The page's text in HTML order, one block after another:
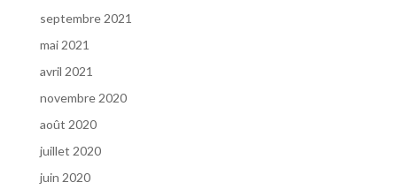
septembre 2021
mai 2021
avril 2021
novembre 2020
août 2020
juillet 2020
juin 2020